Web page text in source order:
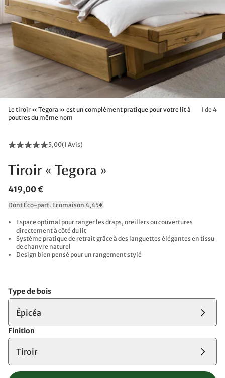
Le tiroir « Tegora » est un complément pratique pour votre lit à
poutres du même nom
1 de 4
5,00(1 Avis)
Tiroir « Tegora »
419,00 €
Dont Éco-part. Ecomaison 4,45€
Espace optimal pour ranger les draps, oreillers ou couvertures
directement à côté du lit
Système pratique de retrait grâce à des languettes élégantes en tissu
de chanvre naturel
Design bien pensé pour un rangement stylé
Type de bois
Épicéa
Finition
Tiroir